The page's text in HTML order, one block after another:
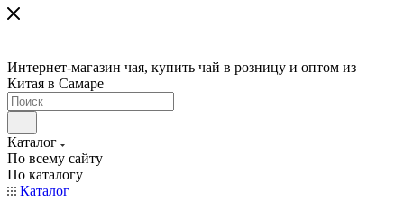
Интернет-магазин чая, купить чай в розницу и оптом из
Китая в Самаре
Каталог
По всему сайту
По каталогу
Каталог